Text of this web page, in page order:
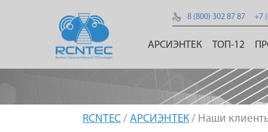
8 (800) 302 87 87 +7
АРСИЭНТЕК ТОП-12
RCNTEC / АРСИЭНТЕК / Наши